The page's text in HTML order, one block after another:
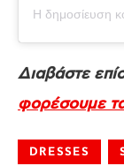
Διαβάστε
φορέσουμε
DRESSES